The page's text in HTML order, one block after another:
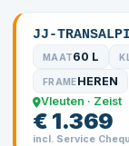
JJ-
MAAT60 L
FRAMEHEREN
Vleuten · Zeist
€ 1.369
incl. Service